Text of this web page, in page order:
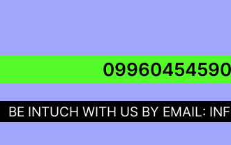
BE INTUCH WITH US BY EMAIL: